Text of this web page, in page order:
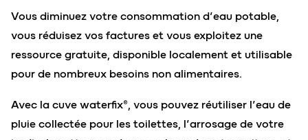
Vous diminuez votre consommation d’eau potable,
vous réduisez vos factures et vous exploitez une
ressource gratuite, disponible localement et utilisable
pour de nombreux besoins non alimentaires.
Avec la cuve waterfix®, vous pouvez réutiliser l’eau de
pluie collectée pour les toilettes, l’arrosage de votre